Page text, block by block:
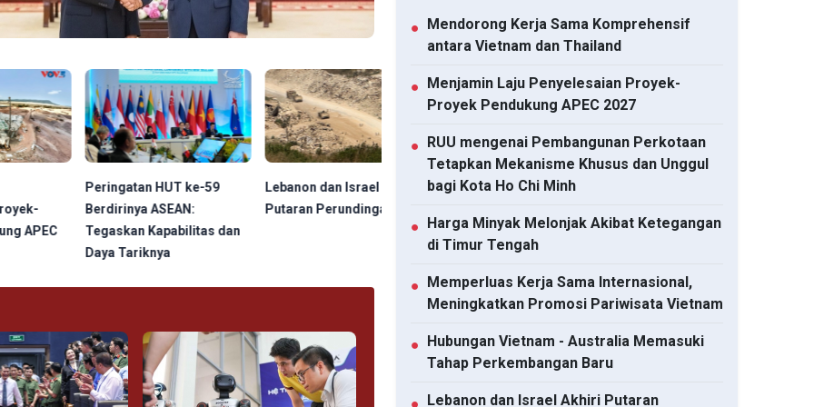
Peringatan HUT ke-59
Berdirinya ASEAN:
Tegaskan Kapabilitas dan
Daya Tariknya
Lebanon dan Israel Akhiri
Putaran Perundingan ke-7
●
Mendorong Kerja Sama Komprehensif
antara Vietnam dan Thailand
●
Menjamin Laju Penyelesaian Proyek-
Proyek Pendukung APEC 2027
●
RUU mengenai Pembangunan Perkotaan
Tetapkan Mekanisme Khusus dan Unggul
bagi Kota Ho Chi Minh
●
Harga Minyak Melonjak Akibat Ketegangan
di Timur Tengah
●
Memperluas Kerja Sama Internasional,
Meningkatkan Promosi Pariwisata Vietnam
●
Hubungan Vietnam - Australia Memasuki
Tahap Perkembangan Baru
Lebanon dan Israel Akhiri Putaran